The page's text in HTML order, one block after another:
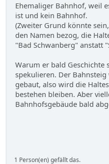
Ehemaliger Bahnhof, weil
ist und kein Bahnhof.
(Zweiter Grund könnte
den Namen bezog, die
"Bad Schwanberg" anstatt
Warum er bald Geschichte
spekulieren. Der
gebaut, also wird die
bestehen bleiben. Aber
Bahnhofsgebäude bald
1 Person(en) gefällt das.